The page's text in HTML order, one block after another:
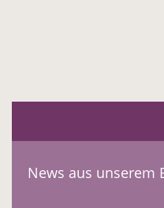
News aus unserem